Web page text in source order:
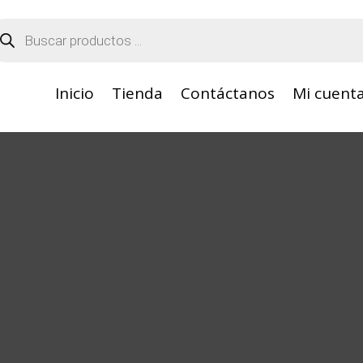
Inicio Tienda Contáctanos Mi